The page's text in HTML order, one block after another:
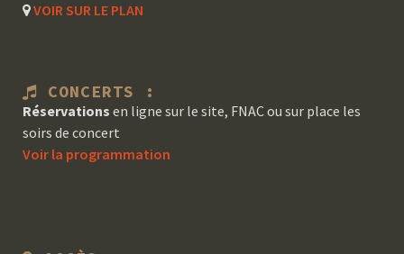
VOIR SUR LE PLAN
CONCERTS :
Réservations en ligne sur le site, FNAC ou sur place les
soirs de concert
Voir la programmation